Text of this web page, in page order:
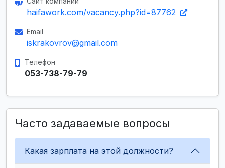
haifawork.com/vacancy.php?id=87762
Email
iskrakovrov@gmail.com
Телефон
053-738-79-79
Часто задаваемые вопросы
Какая зарплата на этой должности?